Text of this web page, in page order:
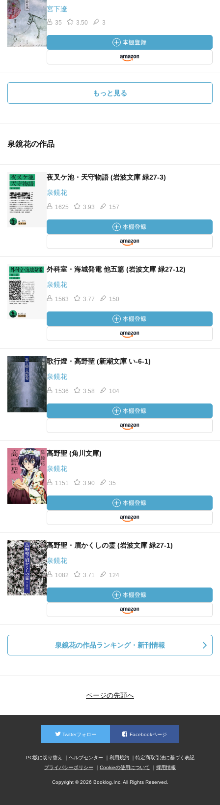
宮下遼
35 3.50 3
もっと見る
泉鏡花の作品
夜叉ケ池・天守物語 (岩波文庫 緑27-3)
泉鏡花
1625 3.93 157
外科室・海城発電 他五篇 (岩波文庫 緑27-12)
泉鏡花
1563 3.77 150
歌行燈・高野聖 (新潮文庫 い-6-1)
泉鏡花
1536 3.58 104
高野聖 (角川文庫)
泉鏡花
1151 3.90 35
高野聖・眉かくしの霊 (岩波文庫 緑27-1)
泉鏡花
1082 3.71 124
泉鏡花の作品ランキング・新刊情報
ページの先頭へ
Twitterフォロー Facebookページ
PC版に切り替え ヘルプセンター 利用規約
特定商取引法に基づく表記
プライバシーポリシー
Cookieの使用について 採用情報
Copyright © 2026 Booklog,Inc. All Rights Reserved.